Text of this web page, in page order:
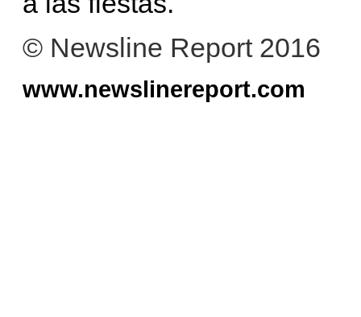
© Newsline Report 2016
www.newslinereport.com